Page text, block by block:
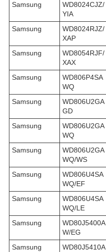
Samsung
WD8024CJZ/
YIA
Samsung
WD8024RJZ/
XAP
Samsung
WD8054RJF/
XAX
Samsung
WD806P4SA
WQ
Samsung
WD806U2GA
GD
Samsung
WD806U2GA
WQ
Samsung
WD806U2GA
WQ/WS
Samsung
WD806U4SA
WQ/EF
Samsung
WD806U4SA
WQ/LE
Samsung
WD80J5400A
W/EG
Samsung
WD80J5410A